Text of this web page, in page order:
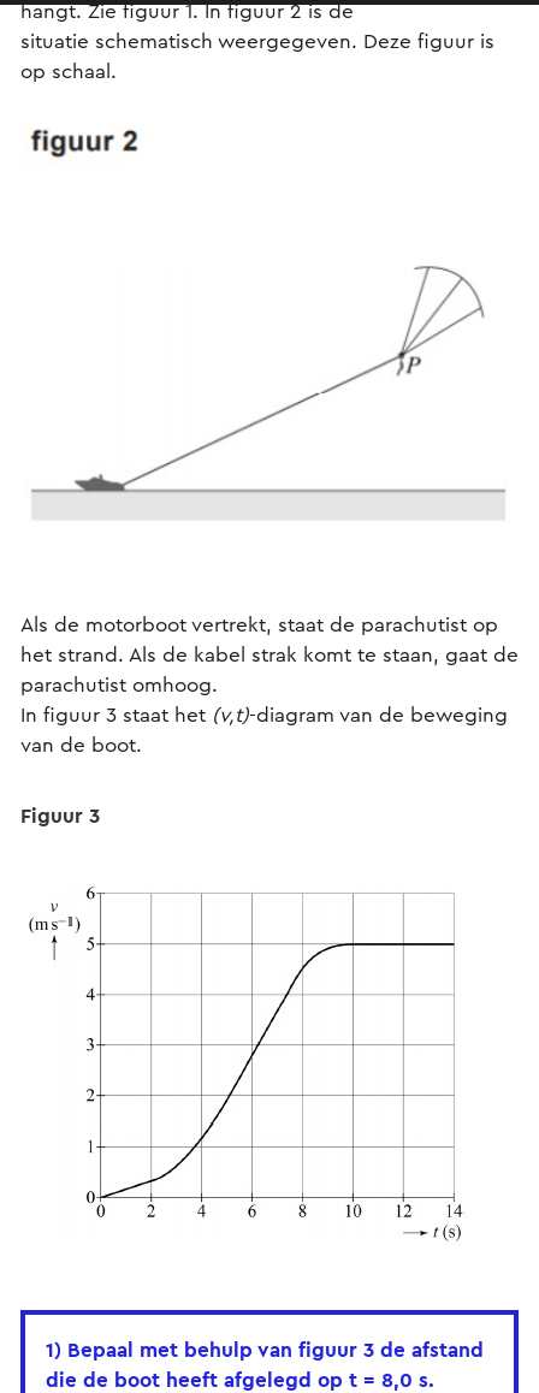
hangt. Zie figuur 1. In figuur 2 is de
situatie schematisch weergegeven. Deze figuur is
op schaal.
Als de motorboot vertrekt, staat de parachutist op
het strand. Als de kabel strak komt te staan, gaat de
parachutist omhoog.
In figuur 3 staat het (v,t)-diagram van de beweging
van de boot.
Figuur 3
1) Bepaal met behulp van figuur 3 de afstand
die de boot heeft afgelegd op t = 8,0 s.